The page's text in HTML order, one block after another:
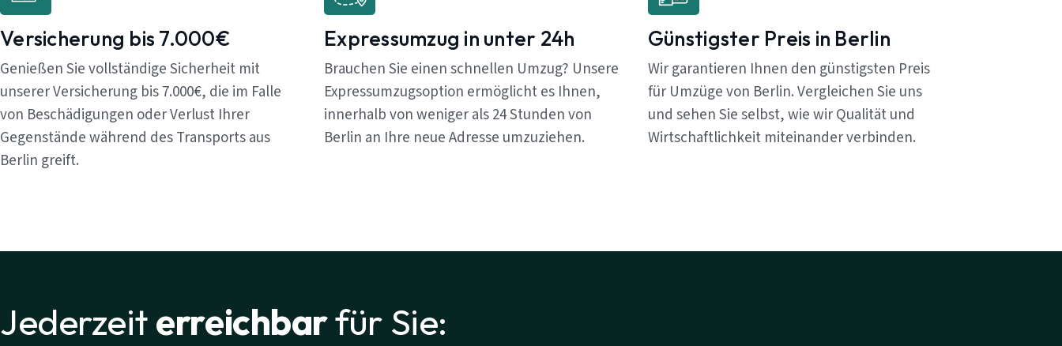
Versicherung bis 7.000€
Genießen Sie vollständige Sicherheit mit
unserer Versicherung bis 7.000€, die im Falle
von Beschädigungen oder Verlust Ihrer
Gegenstände während des Transports aus
Berlin greift.
Expressumzug in unter 24h
Brauchen Sie einen schnellen Umzug? Unsere
Expressumzugsoption ermöglicht es Ihnen,
innerhalb von weniger als 24 Stunden von
Berlin an Ihre neue Adresse umzuziehen.
Günstigster Preis in Berlin
Wir garantieren Ihnen den günstigsten Preis
für Umzüge von Berlin. Vergleichen Sie uns
und sehen Sie selbst, wie wir Qualität und
Wirtschaftlichkeit miteinander verbinden.
Jederzeiterreichbarfür Sie: